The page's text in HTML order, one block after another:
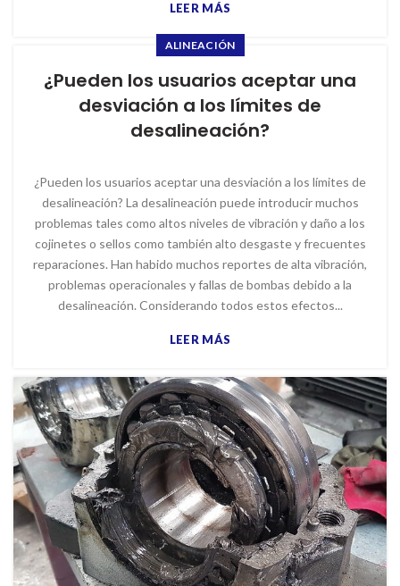
LEER MÁS
ALINEACIÓN
¿Pueden los usuarios aceptar una
desviación a los límites de
desalineación?
¿Pueden los usuarios aceptar una desviación a los límites de
desalineación? La desalineación puede introducir muchos
problemas tales como altos niveles de vibración y daño a los
cojinetes o sellos como también alto desgaste y frecuentes
reparaciones. Han habido muchos reportes de alta vibración,
problemas operacionales y fallas de bombas debido a la
desalineación. Considerando todos estos efectos...
LEER MÁS